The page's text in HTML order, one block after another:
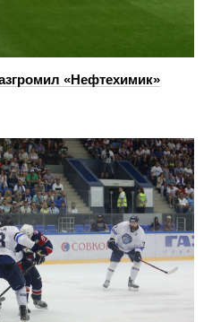
«Нефтехимик»